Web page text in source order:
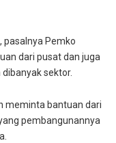
pasalnya Pemko
dari pusat dan juga
sektor.
meminta bantuan dari
pembangunannya